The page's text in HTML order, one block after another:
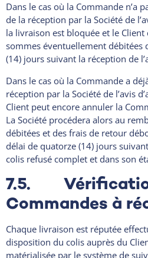
Dans le cas où la Commande n’a
de la réception par la Société de
la livraison est bloquée et le
sommes éventuellement débitées
(14) jours suivant la réception de
Dans le cas où la Commande a
réception par la Société de l’avis
Client peut encore annuler la
La Société procédera alors au
débitées et des frais de retour
délai de quatorze (14) jours
colis refusé complet et dans son
7.5.
Commandes à
Chaque livraison est réputée
disposition du colis auprès du
matérialisée par le système de